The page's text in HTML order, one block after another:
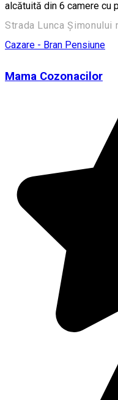
alcătuită din 6 camere cu
Strada Lunca Șimonului
Cazare - Bran Pensiune
Mama Cozonacilor